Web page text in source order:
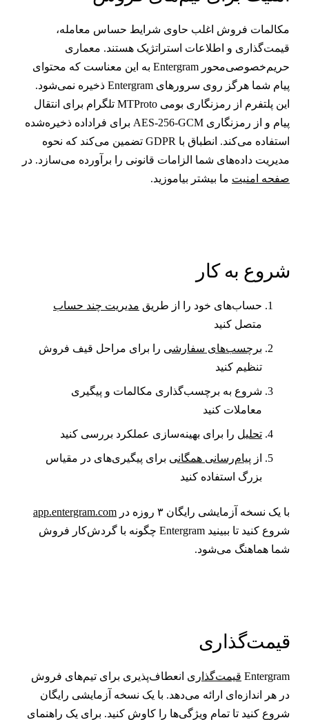
فروش اغلب حاوی شرایط حساس معامله،
و اطلاعات استراتژیک هستند. معماری
حریم‌خصوصی‌محور Entergram به این معناست که محتوای
پیام شما هرگز روی سرورهای Entergram ذخیره نمی‌شود.
این پلتفرم از رمزنگاری بومی MTProto تلگرام برای انتقال
پیام و از رمزنگاری AES-256-GCM برای فراداده ذخیره‌شده
استفاده می‌کند. انطباق با GDPR تضمین می‌کند که نحوه
داده‌های شما الزامات قانونی را برآورده می‌سازد. در
امنیتما بیشتر بیاموزید.
به کار
حساب‌های خود را از طریقمدیریت چند حساب
متصل کنید
برچسب‌های سفارشی را برای مراحل قیف فروش
تنظیم کنید
شروع به برچسب‌گذاری مکالمات و پیگیری
معاملات کنید
تحلیلرا برای بهینه‌سازی عملکرد بررسی کنید
ازپیام‌رسانی همگانیبرای پیگیری‌های در مقیاس
بزرگ استفاده کنید
یک نسخه آزمایشی رایگان ۳ روزه در
app.entergram.com
شروع کنید تا ببینید Entergram چگونه با گردش‌کار فروش
هماهنگ می‌شود.
قیمت‌گذاریانعطاف‌پذیری برای تیم‌های فروش
هر اندازه‌ای ارائه می‌دهد. با یک نسخه آزمایشی رایگان
کنید تا تمام ویژگی‌ها را کاوش کنید. برای یک راهنمای